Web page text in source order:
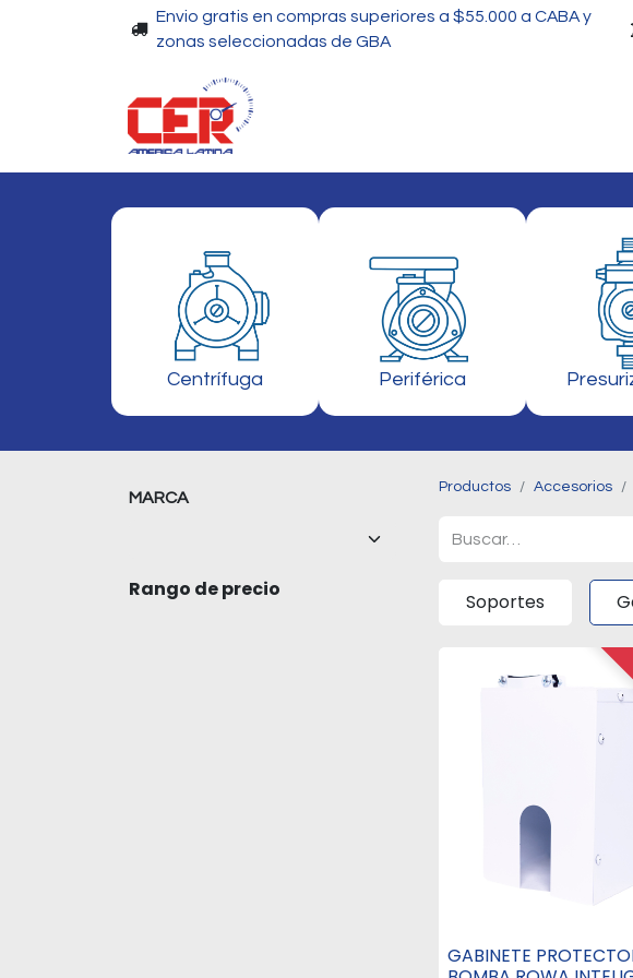
Envio gratis en compras superiores a $55.000 a CABA y
zonas seleccionadas de GBA
Centrífuga Periférica
MARCA
Rango de precio
Productos Accesorios
Soportes
GABINETE